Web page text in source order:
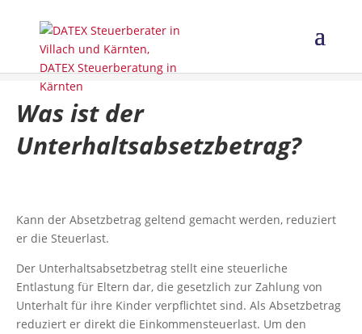
Was ist der
Unterhaltsabsetzbetrag?
Kann der Absetzbetrag geltend gemacht werden, reduziert
er die Steuerlast.
Der Unterhaltsabsetzbetrag stellt eine steuerliche
Entlastung für Eltern dar, die gesetzlich zur Zahlung von
Unterhalt für ihre Kinder verpflichtet sind. Als Absetzbetrag
reduziert er direkt die Einkommensteuerlast. Um den